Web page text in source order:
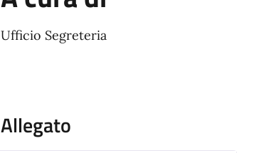
Ufficio Segreteria
Allegato